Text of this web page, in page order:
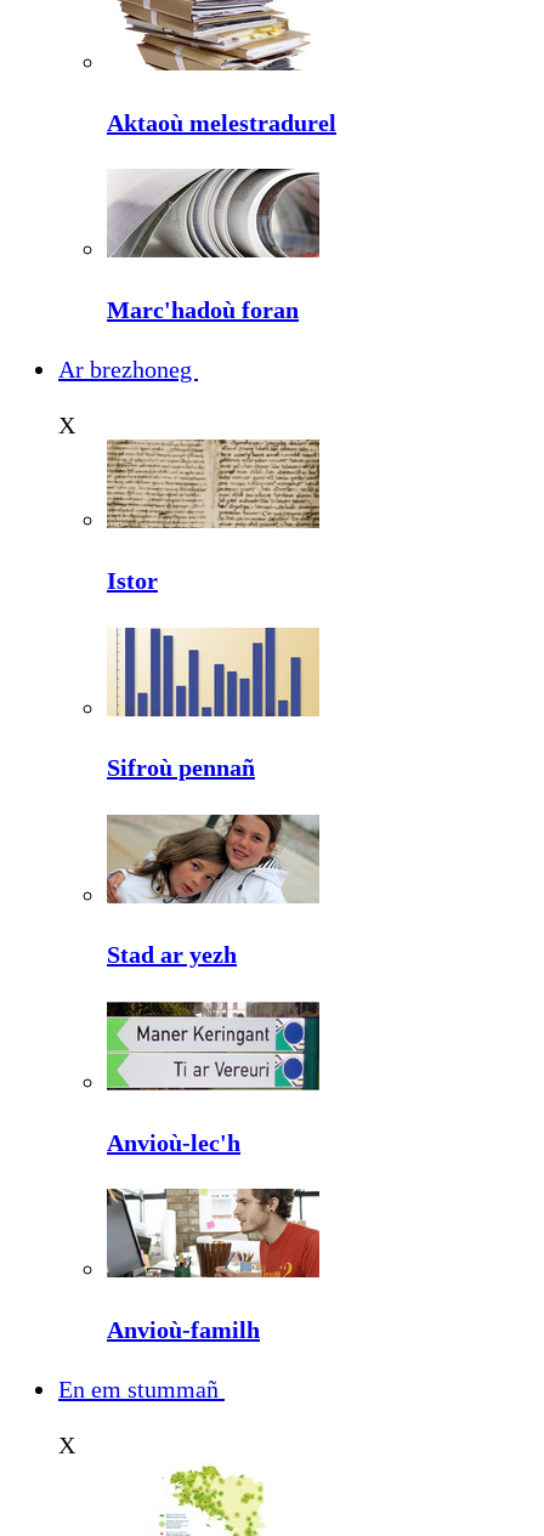
Aktaoù melestradurel
Marc'hadoù foran
Ar brezhoneg
X
Istor
Sifroù pennañ
Stad ar yezh
Anvioù-lec'h
Anvioù-familh
En em stummañ
X